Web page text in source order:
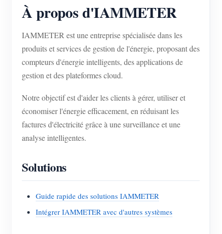
À propos d'IAMMETER
IAMMETER est une entreprise spécialisée dans les
produits et services de gestion de l'énergie, proposant des
compteurs d'énergie intelligents, des applications de
gestion et des plateformes cloud.
Notre objectif est d'aider les clients à gérer, utiliser et
économiser l'énergie efficacement, en réduisant les
factures d'électricité grâce à une surveillance et une
analyse intelligentes.
Solutions
Guide rapide des solutions IAMMETER
Intégrer IAMMETER avec d'autres systèmes